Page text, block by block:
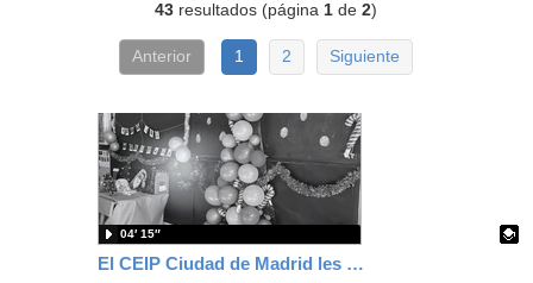
43 resultados (página1 de2)
Anterior 1 2 Siguiente
El CEIP Ciudad de Madrid les desea !Felices Fiestas!
04′ 15″